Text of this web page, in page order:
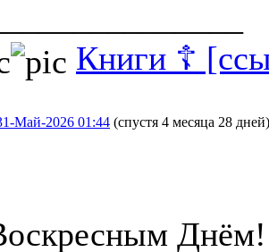
Книги ☦
Май-2026 01:44 (спустя 4 месяца 28 дней)
Днём!